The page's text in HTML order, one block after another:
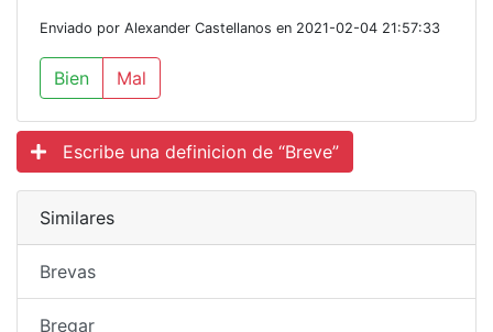
Enviado por Alexander Castellanos en 2021-02-04 21:57:33
Bien Mal
Escribe una definicion de “Breve”
Similares
Brevas
Bregar